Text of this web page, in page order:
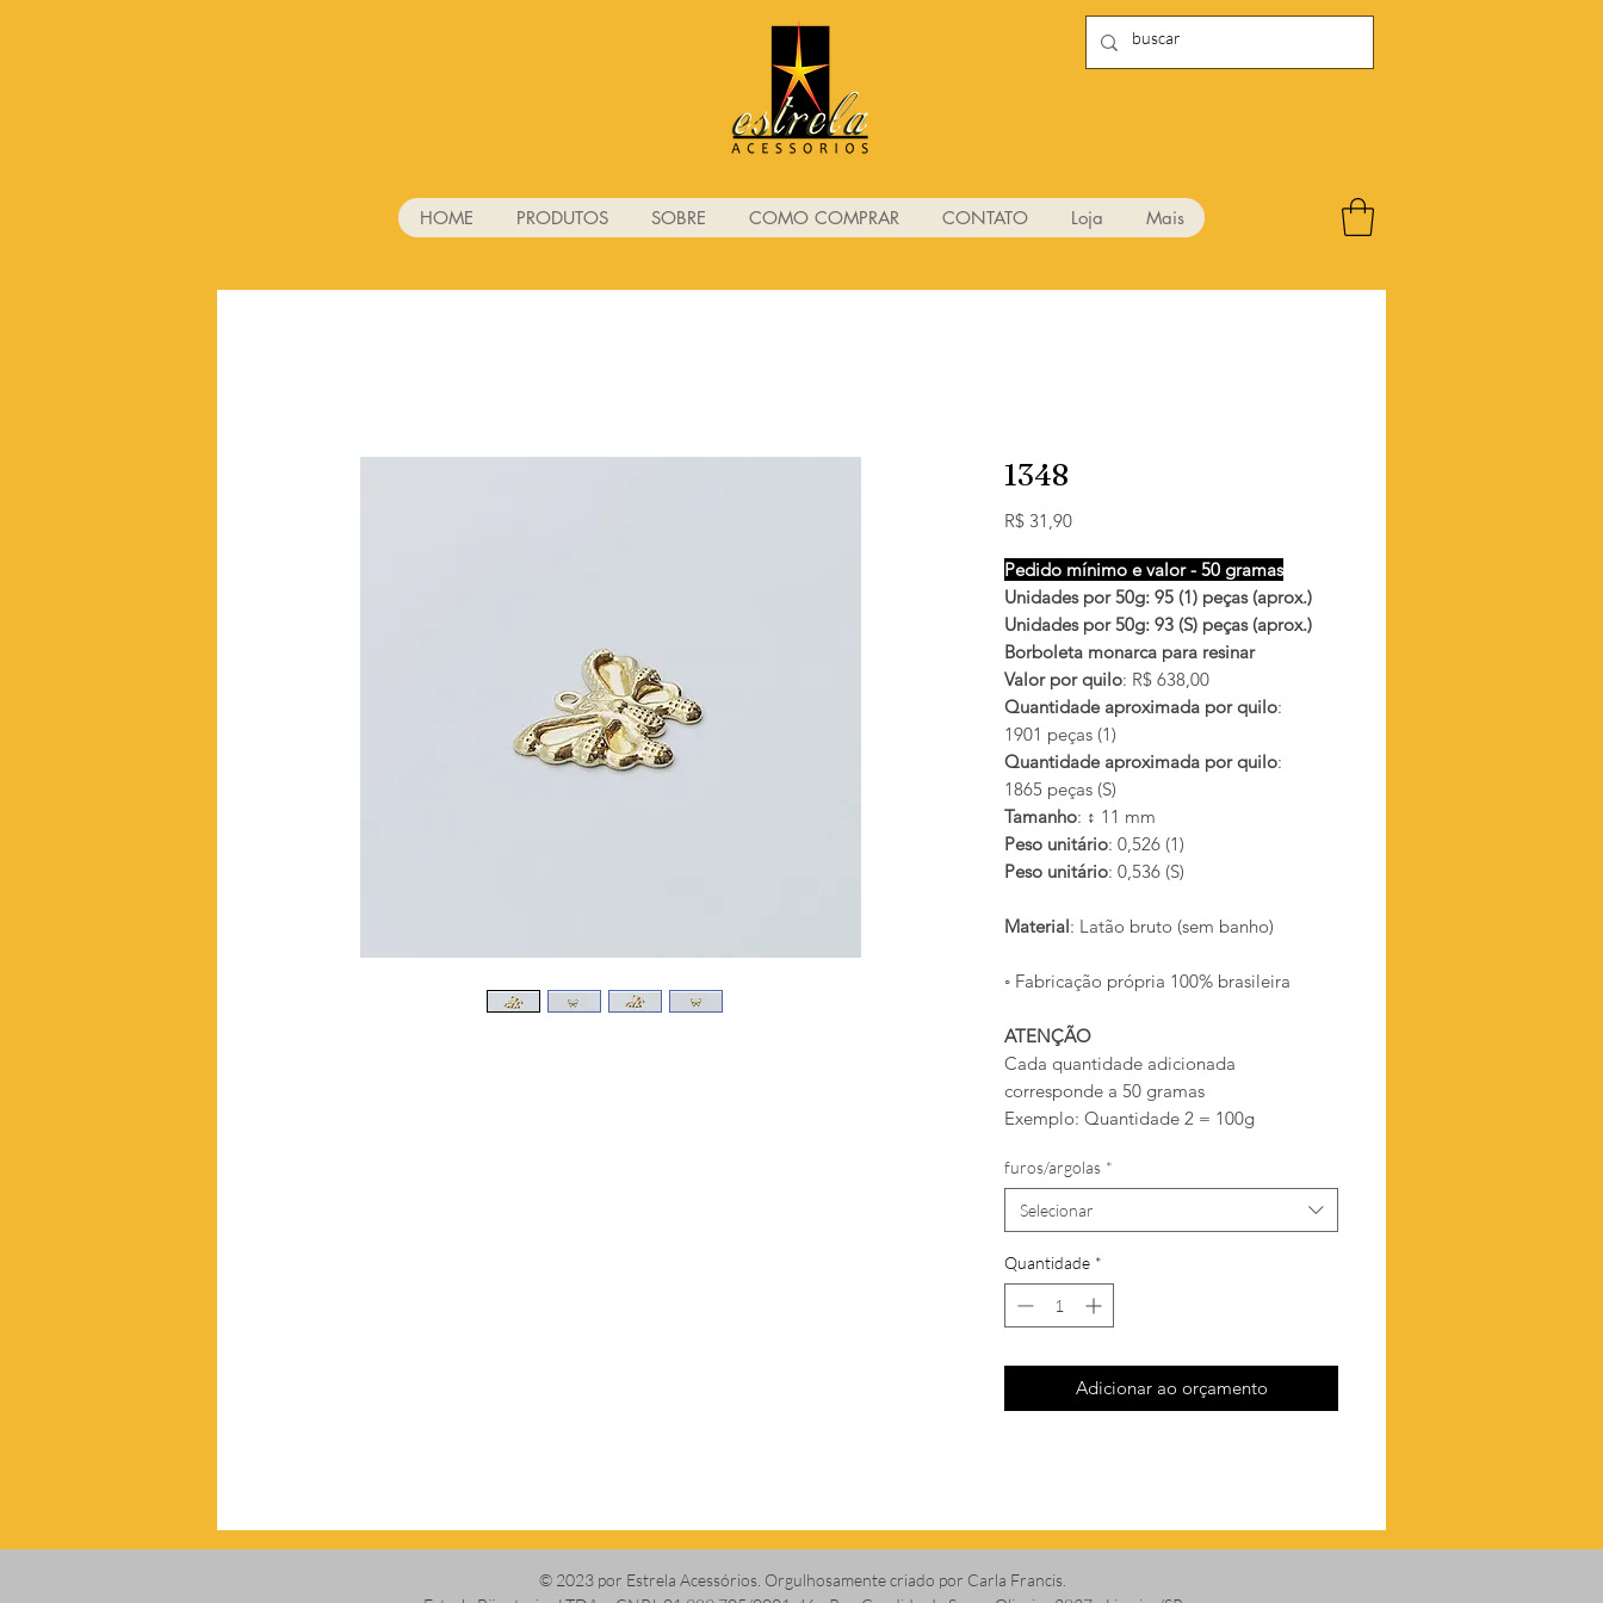
HOME PRODUTOS SOBRE COMO COMPRAR CONTATO Loja Mais
1348
R$ 31,90Preço
Pedido mínimo e valor - 50 gramas
Unidades por 50g: 95 (1) peças (aprox.)
Unidades por 50g: 93 (S) peças (aprox.)
Borboleta monarca para resinar
Valor por quilo: R$ 638,00
Quantidade aproximada por quilo:
1901 peças (1)
Quantidade aproximada por quilo:
1865 peças (S)
Tamanho: ↕ 11 mm
Peso unitário: 0,526 (1)
Peso unitário: 0,536 (S)
Material: Latão bruto (sem banho)
◦ Fabricação própria 100% brasileira
ATENÇÃO
Cada quantidade adicionada
corresponde a 50 gramas
Exemplo: Quantidade 2 = 100g
furos/argolas *
Selecionar
Quantidade *
Adicionar ao orçamento
© 2023 por Estrela Acessórios. Orgulhosamente criado por Carla Francis.